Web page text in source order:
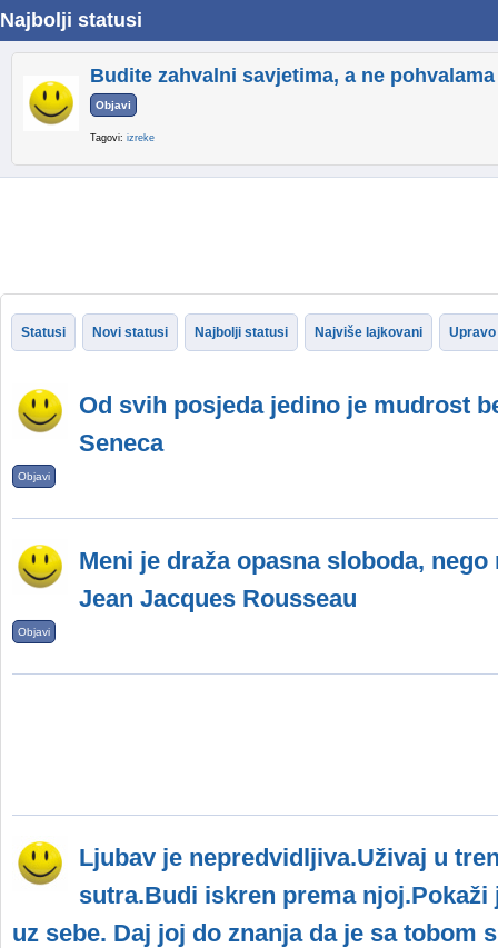
Najbolji statusi
Budite zahvalni savjetima, a ne pohvalama
Objavi
Tagovi: izreke
Statusi Novi statusi Najbolji statusi Najviše lajkovani
Od svih posjeda jedino je mudrost
Seneca
Objavi
Meni je draža opasna sloboda,
Jean Jacques Rousseau
Objavi
Ljubav je nepredvidljiva.Uživaj u
sutra.Budi iskren prema
uz sebe. Daj joj do znanja da je sa tobom